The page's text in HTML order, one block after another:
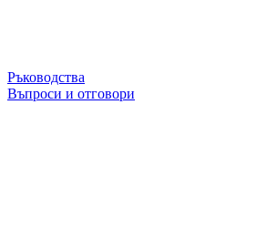
Ръководства
Въпроси и отговори